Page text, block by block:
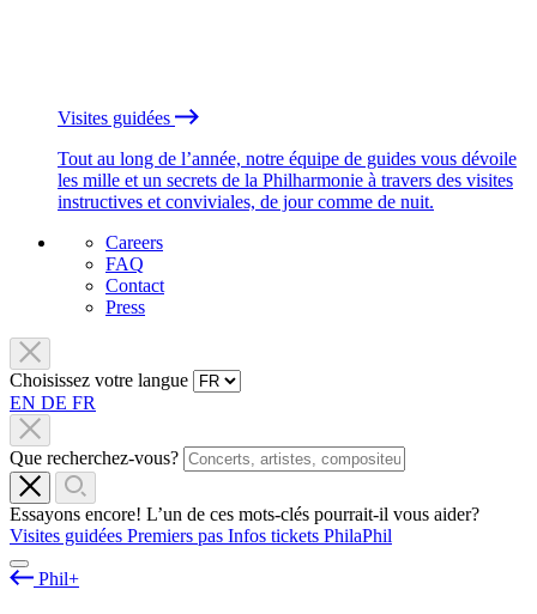
Visites guidées
Tout au long de l’année, notre équipe de guides vous dévoile
les mille et un secrets de la Philharmonie à travers des visites
instructives et conviviales, de jour comme de nuit.
Careers
FAQ
Contact
Press
Choisissez votre langue
EN DE FR
Que recherchez-vous?
Essayons encore! L’un de ces mots-clés pourrait-il vous aider?
Visites guidées Premiers pas Infos tickets PhilaPhil
Phil+